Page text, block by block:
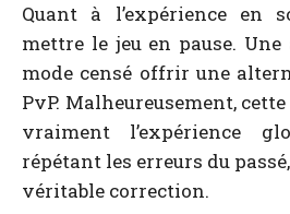
Quant à l’expérience en
mettre le jeu en pause.
mode censé offrir une
PvP. Malheureusement,
vraiment l’expérience
répétant les erreurs du
véritable correction.